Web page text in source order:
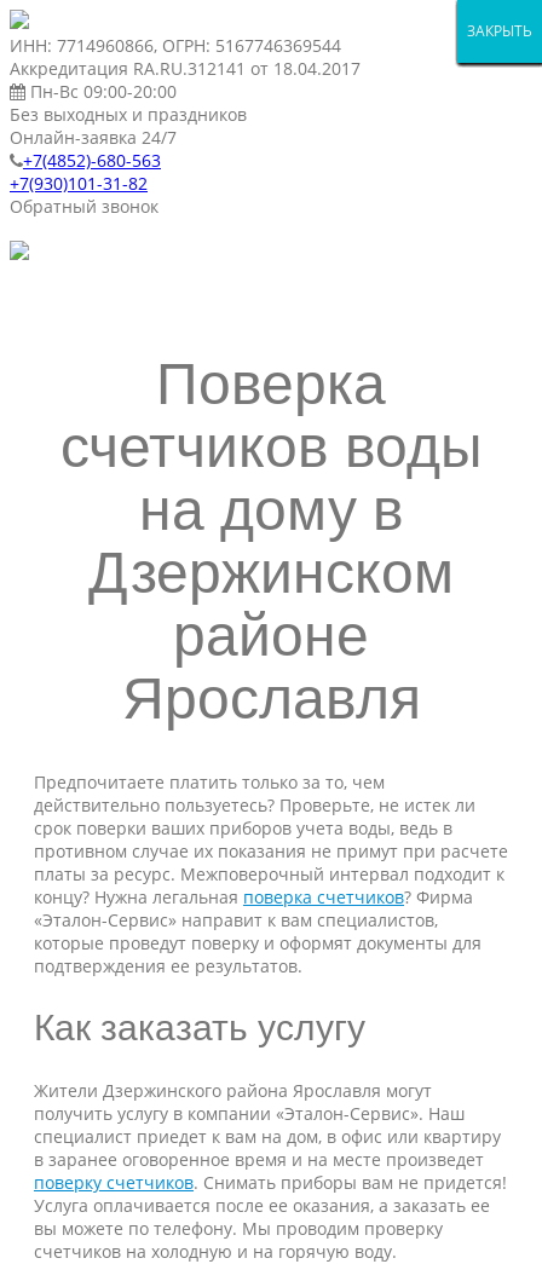
ИНН: 7714960866, ОГРН: 5167746369544
Аккредитация RA.RU.312141 от 18.04.2017
Пн-Вс 09:00-20:00
Без выходных и праздников
Онлайн-заявка 24/7
+7(4852)-680-563
+7(930)101-31-82
Обратный звонок
Поверка
счетчиков воды
на дому в
Дзержинском
районе
Ярославля
Предпочитаете платить только за то, чем
действительно пользуетесь? Проверьте, не истек ли
срок поверки ваших приборов учета воды, ведь в
противном случае их показания не примут при расчете
платы за ресурс. Межповерочный интервал подходит к
концу? Нужна легальная поверка счетчиков? Фирма
«Эталон-Сервис» направит к вам специалистов,
которые проведут поверку и оформят документы для
подтверждения ее результатов.
Как заказать услугу
Жители Дзержинского района Ярославля могут
получить услугу в компании «Эталон-Сервис». Наш
специалист приедет к вам на дом, в офис или квартиру
в заранее оговоренное время и на месте произведет
поверку счетчиков. Снимать приборы вам не придется!
Услуга оплачивается после ее оказания, а заказать ее
вы можете по телефону. Мы проводим проверку
счетчиков на холодную и на горячую воду.
ЗАКРЫТЬ
ЗАКРЫТЬ
ЗАКРЫТЬ
ЗАКРЫТЬ
ЗАКРЫТЬ
ЗАКРЫТЬ
ЗАКРЫТЬ
ЗАКРЫТЬ
ЗАКРЫТЬ
ЗАКРЫТЬ
ЗАКРЫТЬ
ЗАКРЫТЬ
ЗАКРЫТЬ
ЗАКРЫТЬ